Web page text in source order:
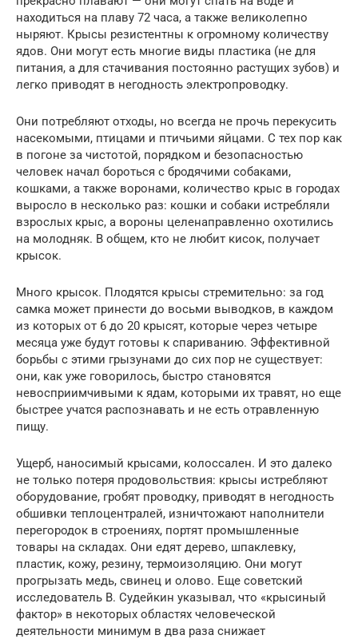
находиться на плаву 72 часа, а также великолепно
ныряют. Крысы резистентны к огромному количеству
ядов. Они могут есть многие виды пластика (не для
питания, а для стачивания постоянно растущих зубов) и
легко приводят в негодность электропроводку.
Они потребляют отходы, но всегда не прочь перекусить
насекомыми, птицами и птичьими яйцами. С тех пор как
в погоне за чистотой, порядком и безопасностью
человек начал бороться с бродячими собаками,
кошками, а также воронами, количество крыс в городах
выросло в несколько раз: кошки и собаки истребляли
взрослых крыс, а вороны целенаправленно охотились
на молодняк. В общем, кто не любит кисок, получает
крысок.
Много крысок. Плодятся крысы стремительно: за год
самка может принести до восьми выводков, в каждом
из которых от 6 до 20 крысят, которые через четыре
месяца уже будут готовы к спариванию. Эффективной
борьбы с этими грызунами до сих пор не существует:
они, как уже говорилось, быстро становятся
невосприимчивыми к ядам, которыми их травят, но еще
быстрее учатся распознавать и не есть отравленную
пищу.
Ущерб, наносимый крысами, колоссален. И это далеко
не только потеря продовольствия: крысы истребляют
оборудование, гробят проводку, приводят в негодность
обшивки теплоцентралей, изничтожают наполнители
перегородок в строениях, портят промышленные
товары на складах. Они едят дерево, шпаклевку,
пластик, кожу, резину, термоизоляцию. Они могут
прогрызать медь, свинец и олово. Еще советский
исследователь В. Судейкин указывал, что «крысиный
фактор» в некоторых областях человеческой
деятельности минимум в два раза снижает